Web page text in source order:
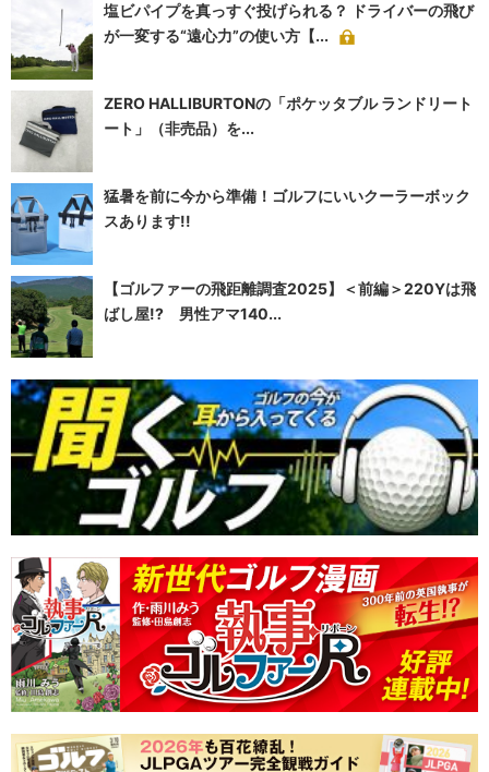
塩ビパイプを真っすぐ投げられる？ ドライバーの飛び
が一変する“遠心力”の使い方【...
ZERO HALLIBURTONの「ポケッタブル ランドリート
ート」（非売品）を...
猛暑を前に今から準備！ゴルフにいいクーラーボック
スあります!!
【ゴルファーの飛距離調査2025】＜前編＞220Yは飛
ばし屋!? 男性アマ140...